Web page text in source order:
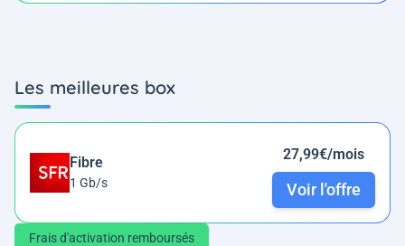
Les meilleures box
Fibre
1 Gb/s
27,99€/mois
Voir l'offre
Frais d'activation remboursés